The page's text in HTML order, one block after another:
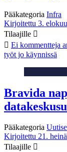
Pääkategoria Infra
Kirjoitettu 3.
Tilaajille
Ei kommentteja
työt jo käynnissä
Bravida
Pääkategoria
Kirjoitettu 21.
Tilaajille